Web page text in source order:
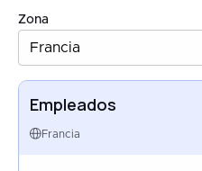
Zona
Francia
Empleados
Francia